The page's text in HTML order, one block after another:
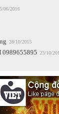
06/2016
28/10/2015
0989655895 23/10/